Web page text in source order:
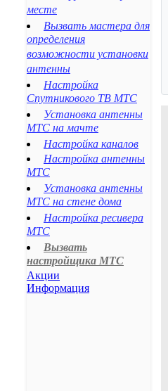
Ессентуки
Пятигорск
Кисловодск
Железноводск
Лермонтов
Нефтекумск
Зеленокумск
Александровское
Курсавка
Дивное
Арзгир
Курская
Левокумское
Новоселицкое
Степное
Летняя Ставка
месте
Вызвать мастера для
определения
возможности установки
антенны
Настройка
Спутникового ТВ МТС
Установка антенны
МТС на мачте
Настройка каналов
Настройка антенны
МТС
Установка антенны
МТС на стене дома
Настройка ресивера
МТС
Вызвать
настройщика МТС
Акции
Информация